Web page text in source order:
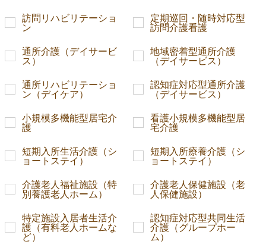
訪問リハビリテーショ
ン
定期巡回・随時対応型
訪問介護看護
通所介護（デイサービ
ス）
地域密着型通所介護
（デイサービス）
通所リハビリテーショ
ン（デイケア）
認知症対応型通所介護
（デイサービス）
小規模多機能型居宅介
護
看護小規模多機能型居
宅介護
短期入所生活介護（シ
ョートステイ）
短期入所療養介護（シ
ョートステイ）
介護老人福祉施設（特
別養護老人ホーム）
介護老人保健施設（老
人保健施設）
特定施設入居者生活介
護（有料老人ホームな
ど）
認知症対応型共同生活
介護（グループホー
ム）